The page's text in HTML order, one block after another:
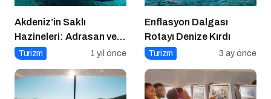
Akdeniz’in Saklı
Hazineleri: Adrasan ve
Çevresi
Turizm 1 yıl önce
Enflasyon Dalgası
Rotayı Denize Kırdı
Turizm 3 ay önce